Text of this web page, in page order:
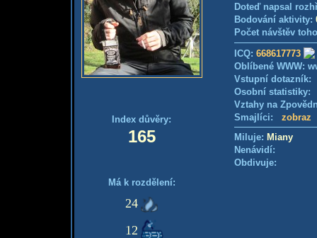
Index důvěry:
165
Má k rozdělení:
24
12
Doteď napsal
Bodování aktivity:
Počet návštěv
ICQ: 668617773
Oblíbené WWW:
Vstupní
Osobní
Vztahy na
Smajlíci: zobraz
Miluje: Miany
Nenávidí:
Obdivuje: